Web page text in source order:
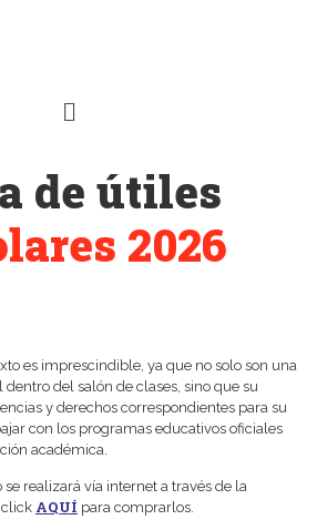
de útiles
2026
es imprescindible, ya que no solo son una
del salón de clases, sino que su
y derechos correspondientes para su
con los programas educativos oficiales
académica.
realizará vía internet a través de la
click AQUÍ para comprarlos.